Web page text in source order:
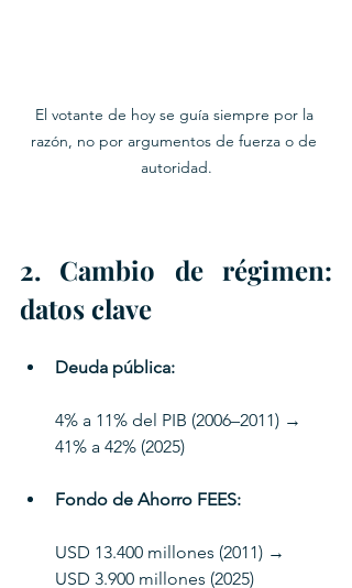
El votante de hoy se guía siempre por la
razón, no por argumentos de fuerza o de
autoridad.
2. Cambio de régimen:
datos clave
Deuda pública:
4% a 11% del PIB (2006–2011) →
41% a 42% (2025)
Fondo de Ahorro FEES:
USD 13.400 millones (2011) →
USD 3.900 millones (2025)